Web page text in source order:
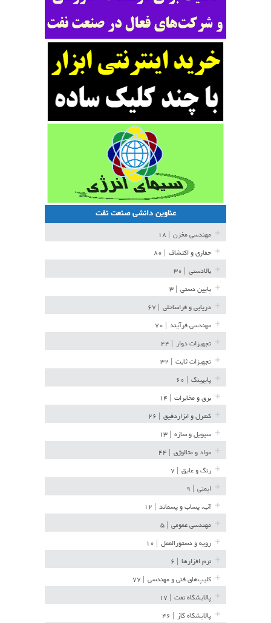
عناوین دانشی صنعت نفت
مهندسی مخزن
حفاری و اکتشاف
بالادستی
پایین دستی
دریایی و فراساحلی
مهندسی فرآیند
تجهیزات دوار
تجهیزات ثابت
پایپینگ
برق و مخابرات
کنترل و ابزاردقیق
سیویل و سازه
مواد و متالوژی
رنگ و عایق
ایمنی
آب، پساب و پسماند
مهندسی عمومی
رویه و دستورالعمل
نرم افزارها
کلیپ‌های فنی و مهندسی
پالایشگاه نفت
پالایشگاه گاز